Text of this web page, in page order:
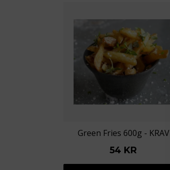
Green Fries 600g - KRAV
54 KR